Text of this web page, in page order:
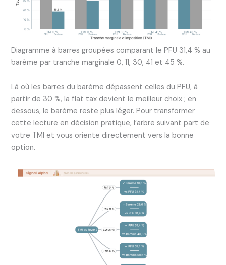
Diagramme à barres groupées comparant le PFU 31,4 % au
barème par tranche marginale 0, 11, 30, 41 et 45 %.
Là où les barres du barème dépassent celles du PFU, à
partir de 30 %, la flat tax devient le meilleur choix ; en
dessous, le barème reste plus léger. Pour transformer
cette lecture en décision pratique, l’arbre suivant part de
votre TMI et vous oriente directement vers la bonne
option.